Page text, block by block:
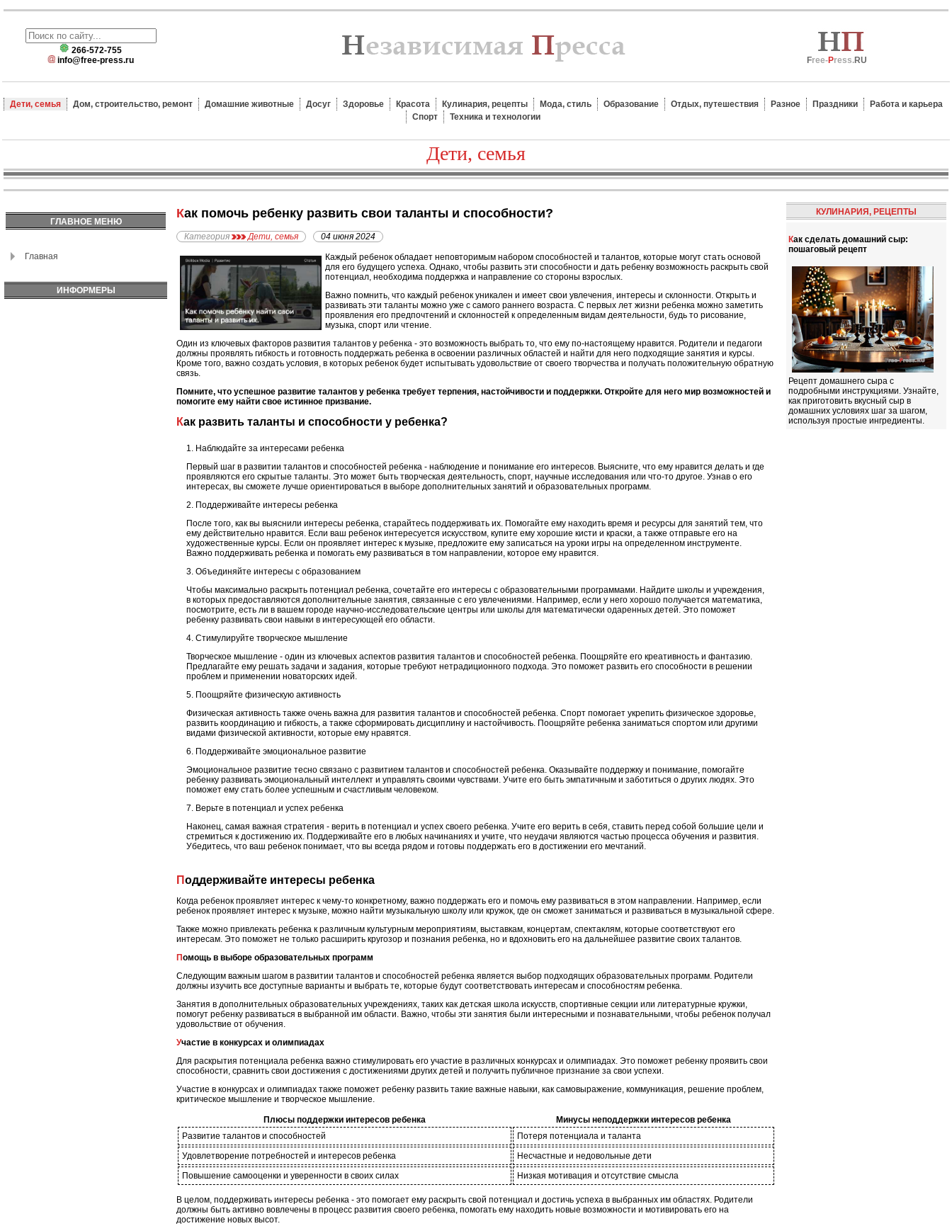
266-572-755
info@free-press.ru
Free-Press.RU
Дети, семья Дом, строительство, ремонт Домашние животные Досуг Здоровье Красота Кулинария, рецепты Мода, стиль Образование Отдых, путешествия Разное Праздники
Работа и карьера
Спорт
Техника и технологии
Дети, семья
ГЛАВНОЕ МЕНЮ
Главная
ИНФОРМЕРЫ
Как помочь ребенку развить свои таланты и способности?
Категория Дети, семья 04 июня 2024
Каждый ребенок обладает неповторимым набором способностей и талантов, которые могут стать основой
для его будущего успеха. Однако, чтобы развить эти способности и дать ребенку возможность раскрыть свой
потенциал, необходима поддержка и направление со стороны взрослых.
Важно помнить, что каждый ребенок уникален и имеет свои увлечения, интересы и склонности. Открыть и
развивать эти таланты можно уже с самого раннего возраста. С первых лет жизни ребенка можно заметить
проявления его предпочтений и склонностей к определенным видам деятельности, будь то рисование,
музыка, спорт или чтение.
Один из ключевых факторов развития талантов у ребенка - это возможность выбрать то, что ему по-настоящему нравится. Родители и педагоги
должны проявлять гибкость и готовность поддержать ребенка в освоении различных областей и найти для него подходящие занятия и курсы.
Кроме того, важно создать условия, в которых ребенок будет испытывать удовольствие от своего творчества и получать положительную обратную
связь.
Помните, что успешное развитие талантов у ребенка требует терпения, настойчивости и поддержки. Откройте для него мир возможностей и
помогите ему найти свое истинное призвание.
Как развить таланты и способности у ребенка?
Наблюдайте за интересами ребенка
Первый шаг в развитии талантов и способностей ребенка - наблюдение и понимание его интересов. Выясните, что ему нравится делать и где
проявляются его скрытые таланты. Это может быть творческая деятельность, спорт, научные исследования или что-то другое. Узнав о его
интересах, вы сможете лучше ориентироваться в выборе дополнительных занятий и образовательных программ.
Поддерживайте интересы ребенка
После того, как вы выяснили интересы ребенка, старайтесь поддерживать их. Помогайте ему находить время и ресурсы для занятий тем, что
ему действительно нравится. Если ваш ребенок интересуется искусством, купите ему хорошие кисти и краски, а также отправьте его на
художественные курсы. Если он проявляет интерес к музыке, предложите ему записаться на уроки игры на определенном инструменте.
Важно поддерживать ребенка и помогать ему развиваться в том направлении, которое ему нравится.
Объединяйте интересы с образованием
Чтобы максимально раскрыть потенциал ребенка, сочетайте его интересы с образовательными программами. Найдите школы и учреждения,
в которых предоставляются дополнительные занятия, связанные с его увлечениями. Например, если у него хорошо получается математика,
посмотрите, есть ли в вашем городе научно-исследовательские центры или школы для математически одаренных детей. Это поможет
ребенку развивать свои навыки в интересующей его области.
Стимулируйте творческое мышление
Творческое мышление - один из ключевых аспектов развития талантов и способностей ребенка. Поощряйте его креативность и фантазию.
Предлагайте ему решать задачи и задания, которые требуют нетрадиционного подхода. Это поможет развить его способности в решении
проблем и применении новаторских идей.
Поощряйте физическую активность
Физическая активность также очень важна для развития талантов и способностей ребенка. Спорт помогает укрепить физическое здоровье,
развить координацию и гибкость, а также сформировать дисциплину и настойчивость. Поощряйте ребенка заниматься спортом или другими
видами физической активности, которые ему нравятся.
Поддерживайте эмоциональное развитие
Эмоциональное развитие тесно связано с развитием талантов и способностей ребенка. Оказывайте поддержку и понимание, помогайте
ребенку развивать эмоциональный интеллект и управлять своими чувствами. Учите его быть эмпатичным и заботиться о других людях. Это
поможет ему стать более успешным и счастливым человеком.
Верьте в потенциал и успех ребенка
Наконец, самая важная стратегия - верить в потенциал и успех своего ребенка. Учите его верить в себя, ставить перед собой большие цели и
стремиться к достижению их. Поддерживайте его в любых начинаниях и учите, что неудачи являются частью процесса обучения и развития.
Убедитесь, что ваш ребенок понимает, что вы всегда рядом и готовы поддержать его в достижении его мечтаний.
Поддерживайте интересы ребенка
Когда ребенок проявляет интерес к чему-то конкретному, важно поддержать его и помочь ему развиваться в этом направлении. Например, если
ребенок проявляет интерес к музыке, можно найти музыкальную школу или кружок, где он сможет заниматься и развиваться в музыкальной сфере.
Также можно привлекать ребенка к различным культурным мероприятиям, выставкам, концертам, спектаклям, которые соответствуют его
интересам. Это поможет не только расширить кругозор и познания ребенка, но и вдохновить его на дальнейшее развитие своих талантов.
Помощь в выборе образовательных программ
Следующим важным шагом в развитии талантов и способностей ребенка является выбор подходящих образовательных программ. Родители
должны изучить все доступные варианты и выбрать те, которые будут соответствовать интересам и способностям ребенка.
Занятия в дополнительных образовательных учреждениях, таких как детская школа искусств, спортивные секции или литературные кружки,
помогут ребенку развиваться в выбранной им области. Важно, чтобы эти занятия были интересными и познавательными, чтобы ребенок получал
удовольствие от обучения.
Участие в конкурсах и олимпиадах
Для раскрытия потенциала ребенка важно стимулировать его участие в различных конкурсах и олимпиадах. Это поможет ребенку проявить свои
способности, сравнить свои достижения с достижениями других детей и получить публичное признание за свои успехи.
Участие в конкурсах и олимпиадах также поможет ребенку развить такие важные навыки, как самовыражение, коммуникация, решение проблем,
критическое мышление и творческое мышление.
Плюсы поддержки интересов ребенка
Минусы неподдержки интересов ребенка
Развитие талантов и способностей
Потеря потенциала и таланта
Удовлетворение потребностей и интересов ребенка
Несчастные и недовольные дети
Повышение самооценки и уверенности в своих силах
Низкая мотивация и отсутствие смысла
В целом, поддерживать интересы ребенка - это помогает ему раскрыть свой потенциал и достичь успеха в выбранных им областях. Родители
должны быть активно вовлечены в процесс развития своего ребенка, помогать ему находить новые возможности и мотивировать его на
достижение новых высот.
КУЛИНАРИЯ, РЕЦЕПТЫ
Как сделать домашний сыр:
пошаговый рецепт
Рецепт домашнего сыра с
подробными инструкциями. Узнайте,
как приготовить вкусный сыр в
домашних условиях шаг за шагом,
используя простые ингредиенты.